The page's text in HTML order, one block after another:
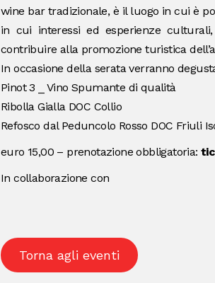
wine bar tradizionale, è il luogo in cui è
in cui interessi ed esperienze
contribuire alla promozione turistica
In occasione della serata verranno
Pinot 3 _ Vino Spumante di qualità
Ribolla Gialla DOC Collio
Refosco dal Peduncolo Rosso DOC Friuli
euro 15,00 – prenotazione obbligatoria:
In collaborazione con
Torna agli eventi